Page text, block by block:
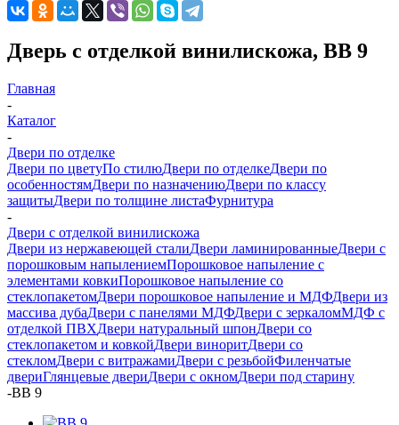
Дверь с отделкой винилискожа, ВВ 9
Главная
-
Каталог
-
Двери по отделке
Двери по цветуПо стилюДвери по отделкеДвери по
особенностямДвери по назначениюДвери по классу
защитыДвери по толщине листаФурнитура
-
Двери с отделкой винилискожа
Двери из нержавеющей сталиДвери ламинированныеДвери с
порошковым напылениемПорошковое напыление с
элементами ковкиПорошковое напыление со
стеклопакетомДвери порошковое напыление и МДФДвери из
массива дубаДвери с панелями МДФДвери с зеркаломМДФ с
отделкой ПВХДвери натуральный шпонДвери со
стеклопакетом и ковкойДвери виноритДвери со
стекломДвери с витражамиДвери с резьбойФиленчатые
двериГлянцевые двериДвери с окномДвери под старину
-ВВ 9